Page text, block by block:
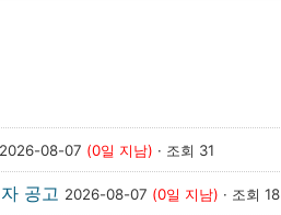
2026-08-07 (0일 지남) · 조회 31
공고 2026-08-07 (0일 지남) · 조회 18